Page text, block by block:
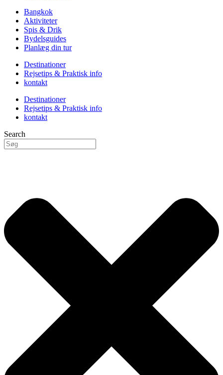
Bangkok
Aktiviteter
Spis & Drik
Bydelsguides
Planlæg din tur
Destinationer
Rejsetips & Praktisk info
kontakt
Destinationer
Rejsetips & Praktisk info
kontakt
Search